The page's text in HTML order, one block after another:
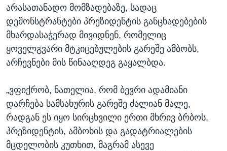
არასათანადო მომზადებაზე, სადაც
დემონსტრანტები პრეზიდენტის განცხადებების
მხარდასაჭერად მივიდნენ, რომელიც
ყოველგვარი მტკიცებულების გარეშე ამბობს,
არჩევნები მის წინააღდეგ გაყალბდა.
„ვფიქრობ, ნათელია, რომ ბევრი ადამიანი
დარჩება სამსახურის გარეშე ძალიან მალე,
რადგან ეს იყო სირცხვილი ერთი მხრივ ბრბოს,
პრეზიდენტის, ამბოხის და გადატრიალების
მცდელობის კუთხით, მაგრამ ასევე